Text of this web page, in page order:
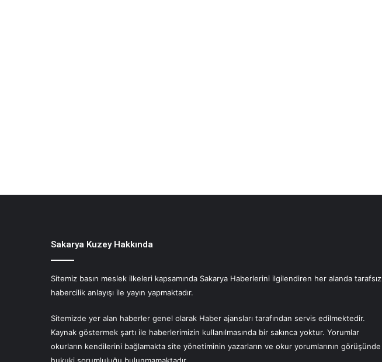
Sakarya Kuzey Hakkında
Sitemiz basın meslek ilkeleri kapsamında Sakarya Haberlerini ilgilendiren her alanda tarafsız
habercilik anlayışı ile yayın yapmaktadır.
Sitemizde yer alan haberler genel olarak Haber ajansları tarafından servis edilmektedir.
Kaynak göstermek şartı ile haberlerimizin kullanılmasında bir sakınca yoktur. Yorumlar
okurların kendilerini bağlamakta site yönetiminin yazarların ve okur yorumlarının görüşünde